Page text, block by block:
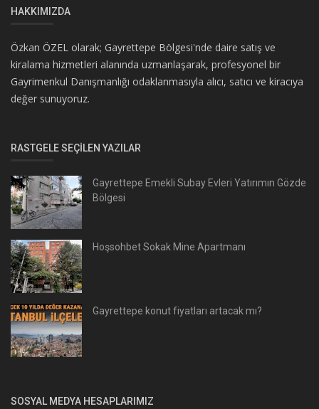
HAKKIMIZDA
Özkan ÖZEL olarak; Gayrettepe Bölgesi'nde daire satış ve
kiralama hizmetleri alanında uzmanlaşarak, profesyonel bir
Gayrimenkul Danışmanlığı odaklanmasıyla alıcı, satıcı ve kiracıya
değer sunuyoruz.
RASTGELE SEÇILEN YAZILAR
Gayrettepe Emekli Subay Evleri Yatırımın Gözde
Bölgesi
Hoşsohbet Sokak Mine Apartmanı
Gayrettepe konut fiyatları artacak mı?
SOSYAL MEDYA HESAPLARIMIZ